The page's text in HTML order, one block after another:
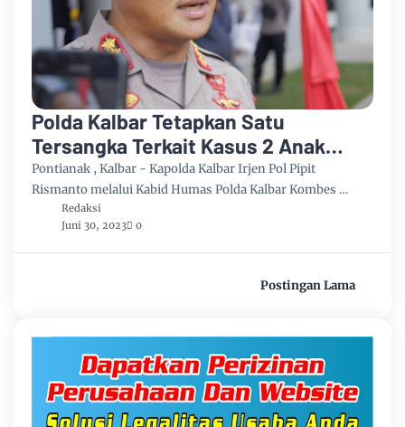
Polda Kalbar Tetapkan Satu
Tersangka Terkait Kasus 2 Anak
Hilang atau Diculik di Pontianak
Pontianak , Kalbar - Kapolda Kalbar Irjen Pol Pipit
Rismanto melalui Kabid Humas Polda Kalbar Kombes …
Redaksi
Juni 30, 2023
0
Postingan Lama